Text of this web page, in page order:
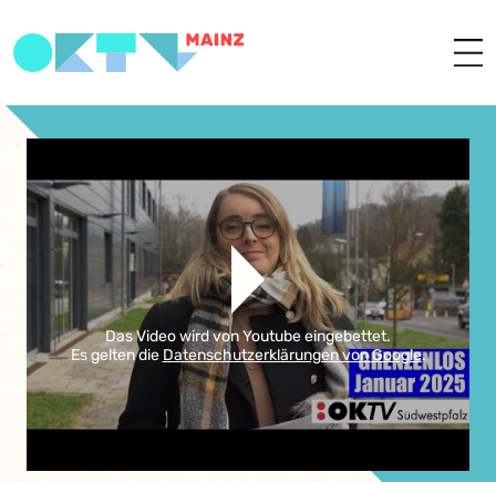
Das Video wird von Youtube eingebettet.
Es gelten die Datenschutzerklärungen von Google.